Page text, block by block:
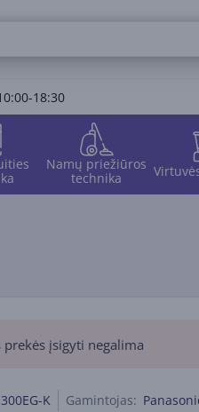
18:30
Namų priežiūros
technika
prekės įsigyti negalima
K Gamintojas: